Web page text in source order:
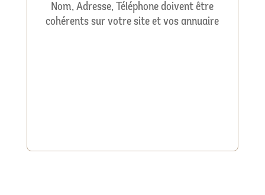
Nom, Adresse, Téléphone doivent être
cohérents sur votre site et vos annuaire